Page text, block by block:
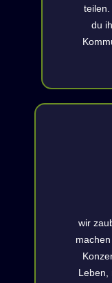
du
wir
Leben,